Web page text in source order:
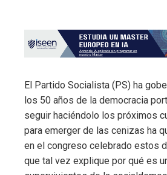
El Partido Socialista (PS) ha
los 50 años de la democracia
seguir haciéndolo los próximos
para emerger de las cenizas ha
en el congreso celebrado estos
que tal vez explique por qué es